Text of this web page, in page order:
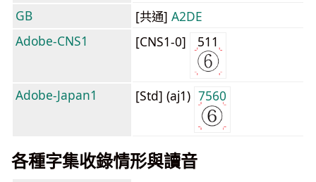
GB
[共通] A2DE
Adobe-CNS1
[CNS1-0] 511
Adobe-Japan1 [Std] (aj1) 7560
各種字集收錄情形與讀音